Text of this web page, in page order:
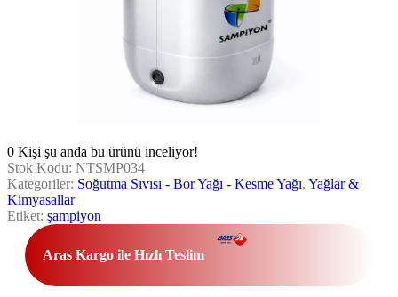
0 Kişi şu anda bu ürünü inceliyor!
Stok Kodu: NTSMP034
Kategoriler: Soğutma Sıvısı - Bor Yağı - Kesme Yağı, Yağlar &
Kimyasallar
Etiket: şampiyon
Aras Kargo ile Hızlı Teslim